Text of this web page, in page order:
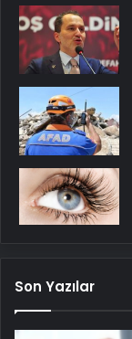
Son Yazılar